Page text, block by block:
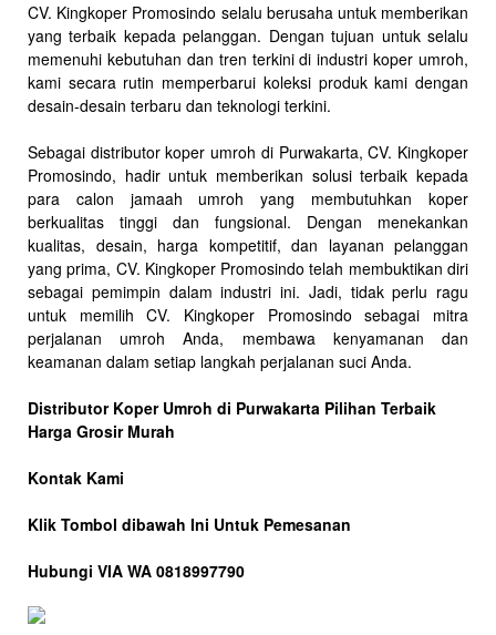
CV. Kingkoper Promosindo selalu berusaha untuk memberikan
yang terbaik kepada pelanggan. Dengan tujuan untuk selalu
memenuhi kebutuhan dan tren terkini di industri koper umroh,
kami secara rutin memperbarui koleksi produk kami dengan
desain-desain terbaru dan teknologi terkini.
Sebagai distributor koper umroh di Purwakarta, CV. Kingkoper
Promosindo, hadir untuk memberikan solusi terbaik kepada
para calon jamaah umroh yang membutuhkan koper
berkualitas tinggi dan fungsional. Dengan menekankan
kualitas, desain, harga kompetitif, dan layanan pelanggan
yang prima, CV. Kingkoper Promosindo telah membuktikan diri
sebagai pemimpin dalam industri ini. Jadi, tidak perlu ragu
untuk memilih CV. Kingkoper Promosindo sebagai mitra
perjalanan umroh Anda, membawa kenyamanan dan
keamanan dalam setiap langkah perjalanan suci Anda.
Distributor Koper Umroh di Purwakarta Pilihan Terbaik
Harga Grosir Murah
Kontak Kami
Klik Tombol dibawah Ini Untuk Pemesanan
Hubungi VIA WA 0818997790